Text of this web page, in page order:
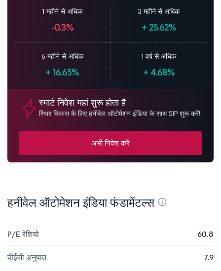
1 महीने से अधिक
-0.3%
3 महीने से अधिक
+25.62%
6 महीने से अधिक
+ 16.65%
1 वर्ष से अधिक
+4.68%
स्मार्ट निवेश यहां शुरू होता है
स्थिर विकास के लिए हनीवेल ऑटोमेशन इंडिया के साथ SIP शुरू करें!
अभी निवेश करें
हनीवेल ऑटोमेशन इंडिया फंडामेंटल्स
P/E रेशियो 60.8
पीईजी अनुपात 7.9